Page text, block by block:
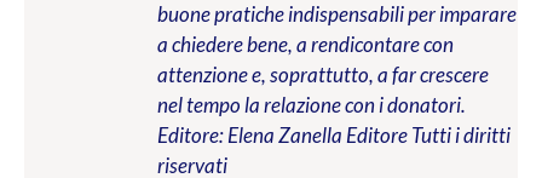
buone pratiche indispensabili per imparare
a chiedere bene, a rendicontare con
attenzione e, soprattutto, a far crescere
nel tempo la relazione con i donatori.
Editore: Elena Zanella EditoreTutti i diritti
riservati